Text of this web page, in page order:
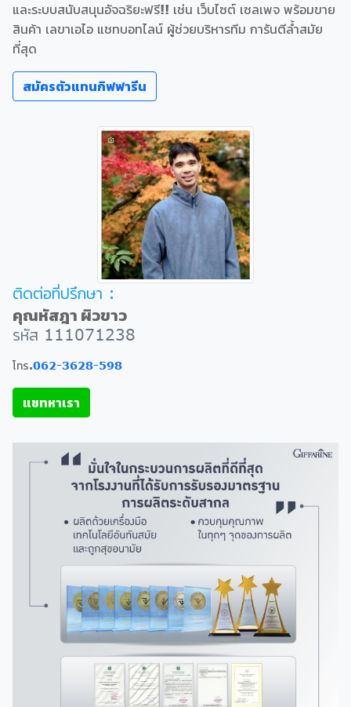
และระบบสนับสนุนอัจฉริยะฟรี!! เช่น เว็บไซต์ เซลเพจ พร้อมขาย
สินค้า เลขาเอไอ แชทบอทไลน์ ผู้ช่วยบริหารทีม การันตีล้ำสมัย
ที่สุด
สมัครตัวแทนกิฟฟารีน
ติดต่อที่ปรึกษา :
คุณหัสฎา ผิวขาว
รหัส 111071238
โทร.062-3628-598
แชทหาเรา